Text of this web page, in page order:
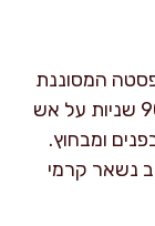
המסוננת
לסיר הרוטב ומערבבים בעדינות 60–90 שניות על אש
ומבחוץ.
נשאר קרמי